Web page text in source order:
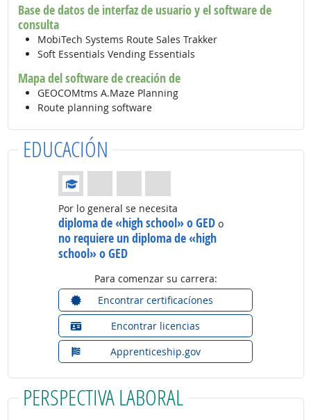
Base de datos de interfaz de usuario y el software de
consulta
MobiTech Systems Route Sales Trakker
Soft Essentials Vending Essentials
Mapa del software de creación de
GEOCOMtms A.Maze Planning
Route planning software
EDUCACIÓN
Educación: (Calificación 1 de 4)
Por lo general se necesita
diploma de «high school» o GED o
no requiere un diploma de «high
school» o GED
Para comenzar su carrera:
Encontrar certificacíones
Encontrar licencias
Apprenticeship.gov
PERSPECTIVA LABORAL